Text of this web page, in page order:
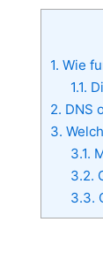
1. Wie
1.1.
2. DNS
3.
3.1.
3.2.
3.3.